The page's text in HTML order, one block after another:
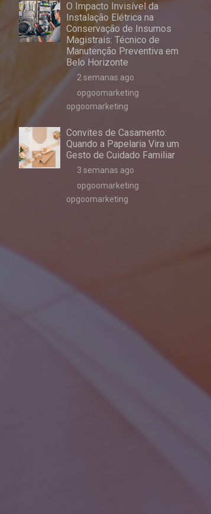
O Impacto Invisível da
Instalação Elétrica na
Conservação de Insumos
Magistrais: Técnico de
Manutenção Preventiva em
Belo Horizonte
2 semanas ago
opgoomarketing
opgoomarketing
Convites de Casamento:
Quando a Papelaria Vira um
Gesto de Cuidado Familiar
3 semanas ago
opgoomarketing
opgoomarketing